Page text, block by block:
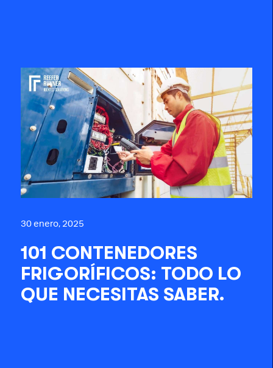
30 enero, 2025
101 CONTENEDORES
FRIGORÍFICOS: TODO LO
QUE NECESITAS SABER.